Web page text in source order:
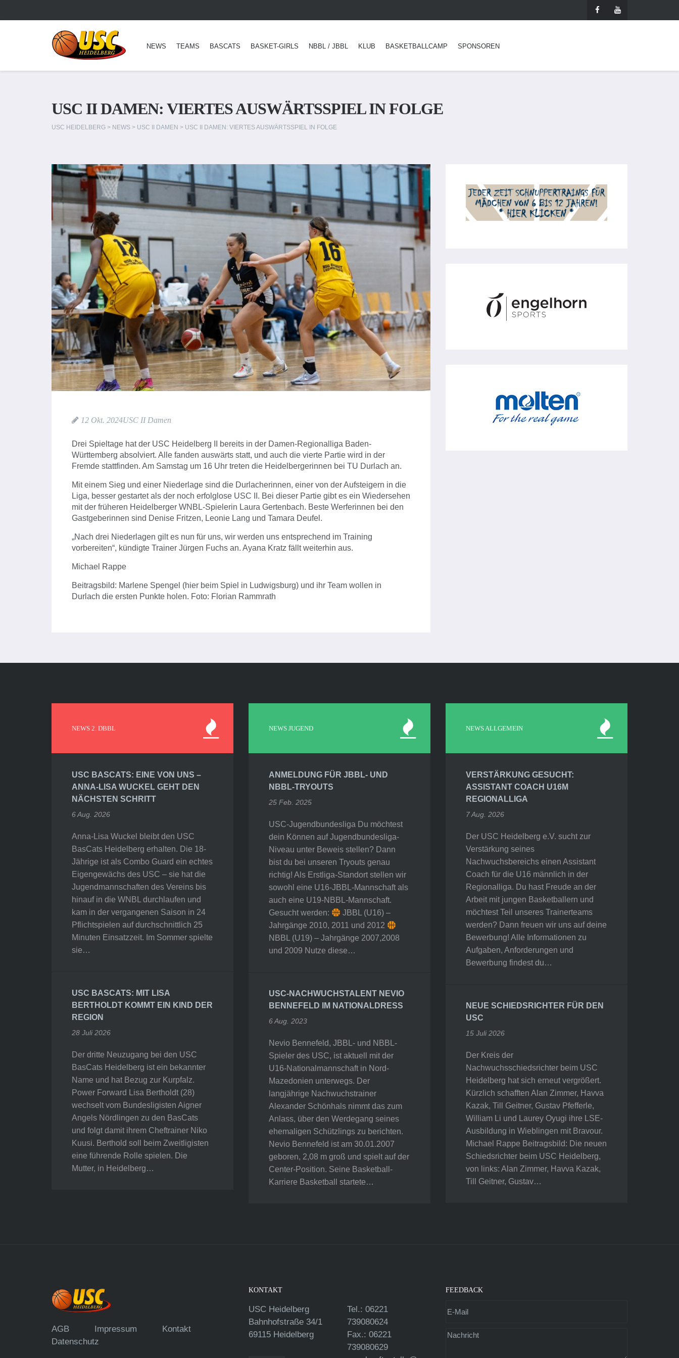
NEWS TEAMS BASCATS BASKET-GIRLS NBBL / JBBL KLUB BASKETBALLCAMP SPONSOREN
USC II DAMEN: VIERTES AUSWÄRTSSPIEL IN FOLGE
USC HEIDELBERG > NEWS > USC II DAMEN > USC II DAMEN: VIERTES AUSWÄRTSSPIEL IN FOLGE
12 Okt. 2024USC II Damen
Drei Spieltage hat der USC Heidelberg II bereits in der Damen-Regionalliga Baden-
Württemberg absolviert. Alle fanden auswärts statt, und auch die vierte Partie wird in der
Fremde stattfinden. Am Samstag um 16 Uhr treten die Heidelbergerinnen bei TU Durlach an.
Mit einem Sieg und einer Niederlage sind die Durlacherinnen, einer von der Aufsteigern in die
Liga, besser gestartet als der noch erfolglose USC II. Bei dieser Partie gibt es ein Wiedersehen
mit der früheren Heidelberger WNBL-Spielerin Laura Gertenbach. Beste Werferinnen bei den
Gastgeberinnen sind Denise Fritzen, Leonie Lang und Tamara Deufel.
„Nach drei Niederlagen gilt es nun für uns, wir werden uns entsprechend im Training
vorbereiten“, kündigte Trainer Jürgen Fuchs an. Ayana Kratz fällt weiterhin aus.
Michael Rappe
Beitragsbild: Marlene Spengel (hier beim Spiel in Ludwigsburg) und ihr Team wollen in
Durlach die ersten Punkte holen. Foto: Florian Rammrath
NEWS 2. DBBL
USC BASCATS: EINE VON UNS –
ANNA-LISA WUCKEL GEHT DEN
NÄCHSTEN SCHRITT
6 Aug. 2026
Anna-Lisa Wuckel bleibt den USC
BasCats Heidelberg erhalten. Die 18-
Jährige ist als Combo Guard ein echtes
Eigengewächs des USC – sie hat die
Jugendmannschaften des Vereins bis
hinauf in die WNBL durchlaufen und
kam in der vergangenen Saison in 24
Pflichtspielen auf durchschnittlich 25
Minuten Einsatzzeit. Im Sommer spielte
sie…
USC BASCATS: MIT LISA
BERTHOLDT KOMMT EIN KIND DER
REGION
28 Juli 2026
Der dritte Neuzugang bei den USC
BasCats Heidelberg ist ein bekannter
Name und hat Bezug zur Kurpfalz.
Power Forward Lisa Bertholdt (28)
wechselt vom Bundesligisten Aigner
Angels Nördlingen zu den BasCats
und folgt damit ihrem Cheftrainer Niko
Kuusi. Berthold soll beim Zweitligisten
eine führende Rolle spielen. Die
Mutter, in Heidelberg…
NEWS JUGEND
ANMELDUNG FÜR JBBL- UND
NBBL-TRYOUTS
25 Feb. 2025
USC-Jugendbundesliga Du möchtest
dein Können auf Jugendbundesliga-
Niveau unter Beweis stellen? Dann
bist du bei unseren Tryouts genau
richtig! Als Erstliga-Standort stellen wir
sowohl eine U16-JBBL-Mannschaft als
auch eine U19-NBBL-Mannschaft.
Gesucht werden:
JBBL (U16) –
Jahrgänge 2010, 2011 und 2012
NBBL (U19) – Jahrgänge 2007,2008
und 2009 Nutze diese…
USC-NACHWUCHSTALENT NEVIO
BENNEFELD IM NATIONALDRESS
6 Aug. 2023
Nevio Bennefeld, JBBL- und NBBL-
Spieler des USC, ist aktuell mit der
U16-Nationalmannschaft in Nord-
Mazedonien unterwegs. Der
langjährige Nachwuchstrainer
Alexander Schönhals nimmt das zum
Anlass, über den Werdegang seines
ehemaligen Schützlings zu berichten.
Nevio Bennefeld ist am 30.01.2007
geboren, 2,08 m groß und spielt auf der
Center-Position. Seine Basketball-
Karriere Basketball startete…
NEWS ALLGEMEIN
VERSTÄRKUNG GESUCHT:
ASSISTANT COACH U16M
REGIONALLIGA
7 Aug. 2026
Der USC Heidelberg e.V. sucht zur
Verstärkung seines
Nachwuchsbereichs einen Assistant
Coach für die U16 männlich in der
Regionalliga. Du hast Freude an der
Arbeit mit jungen Basketballern und
möchtest Teil unseres Trainerteams
werden? Dann freuen wir uns auf deine
Bewerbung! Alle Informationen zu
Aufgaben, Anforderungen und
Bewerbung findest du…
NEUE SCHIEDSRICHTER FÜR DEN
USC
15 Juli 2026
Der Kreis der
Nachwuchsschiedsrichter beim USC
Heidelberg hat sich erneut vergrößert.
Kürzlich schafften Alan Zimmer, Havva
Kazak, Till Geitner, Gustav Pfefferle,
William Li und Laurey Oyugi ihre LSE-
Ausbildung in Wieblingen mit Bravour.
Michael Rappe Beitragsbild: Die neuen
Schiedsrichter beim USC Heidelberg,
von links: Alan Zimmer, Havva Kazak,
Till Geitner, Gustav…
AGB Impressum
Kontakt
Datenschutz
KONTAKT
USC Heidelberg
Bahnhofstraße 34/1
69115 Heidelberg
Tel.: 06221
739080624
Fax.: 06221
739080629
FEEDBACK